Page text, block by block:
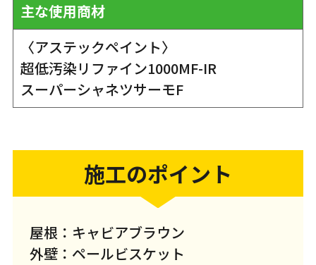
主な使用商材
〈アステックペイント〉
超低汚染リファイン1000MF-IR
スーパーシャネツサーモF
施工のポイント
屋根：キャビアブラウン
外壁：ペールビスケット